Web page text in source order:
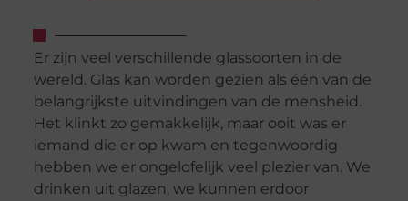
Er zijn veel verschillende glassoorten in de
wereld. Glas kan worden gezien als één van de
belangrijkste uitvindingen van de mensheid.
Het klinkt zo gemakkelijk, maar ooit was er
iemand die er op kwam en tegenwoordig
hebben we er ongelofelijk veel plezier van. We
drinken uit glazen, we kunnen erdoor